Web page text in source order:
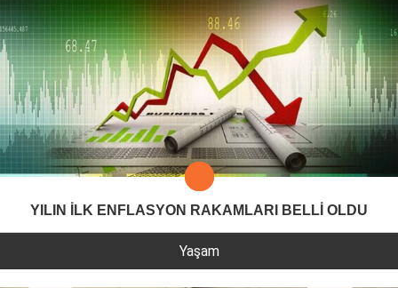
YILIN İLK ENFLASYON RAKAMLARI BELLİ OLDU
Yaşam